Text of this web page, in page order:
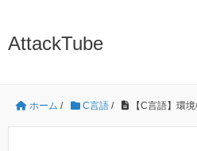
AttackTube
ホーム / C言語 / 【C言語】環